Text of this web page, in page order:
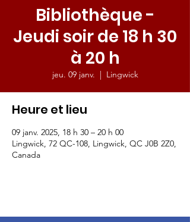
Bibliothèque -
Jeudi soir de 18 h 30
à 20 h
jeu. 09 janv.
  |
Lingwick
Heure et lieu
09 janv. 2025, 18 h 30 – 20 h 00
Lingwick, 72 QC-108, Lingwick, QC J0B 2Z0,
Canada